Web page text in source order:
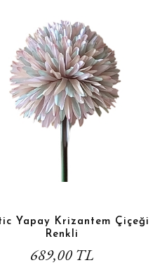
Yapay Krizantem Çiçeği
Renkli
689,00 TL